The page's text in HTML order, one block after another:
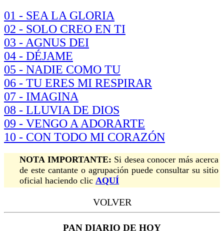
01 - SEA LA GLORIA
02 - SOLO CREO EN TI
03 - AGNUS DEI
04 - DÉJAME
05 - NADIE COMO TU
06 - TU ERES MI RESPIRAR
07 - IMAGINA
08 - LLUVIA DE DIOS
09 - VENGO A ADORARTE
10 - CON TODO MI CORAZÓN
NOTA IMPORTANTE: Si desea conocer más acerca
de este cantante o agrupación puede consultar su sitio
oficial haciendo clic AQUÍ
VOLVER
PAN DIARIO DE HOY